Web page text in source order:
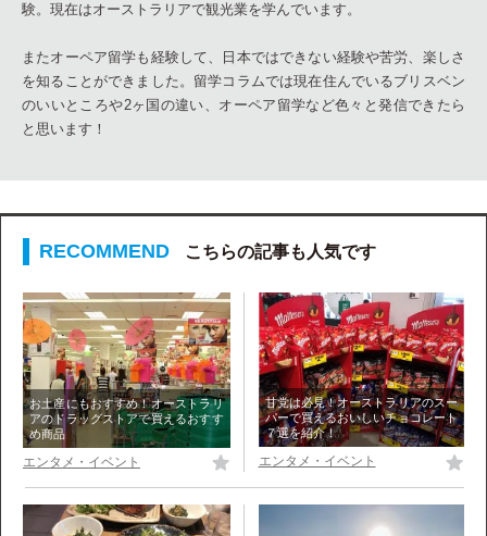
験。現在はオーストラリアで観光業を学んでいます。
またオーペア留学も経験して、日本ではできない経験や苦労、楽しさ
を知ることができました。留学コラムでは現在住んでいるブリスベン
のいいところや2ヶ国の違い、オーペア留学など色々と発信できたら
と思います！
こちらの記事も人気です
お土産にもおすすめ！オーストラリ
アのドラッグストアで買えるおすす
め商品
エンタメ・イベント
甘党は必見！オーストラリアのスー
パーで買えるおいしいチョコレート
７選を紹介！
エンタメ・イベント